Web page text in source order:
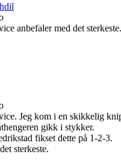
anbefaler med det
Jeg kom i en skikkelig
gikk i stykker.
fikset dette på 1-2-3.
sterkeste.